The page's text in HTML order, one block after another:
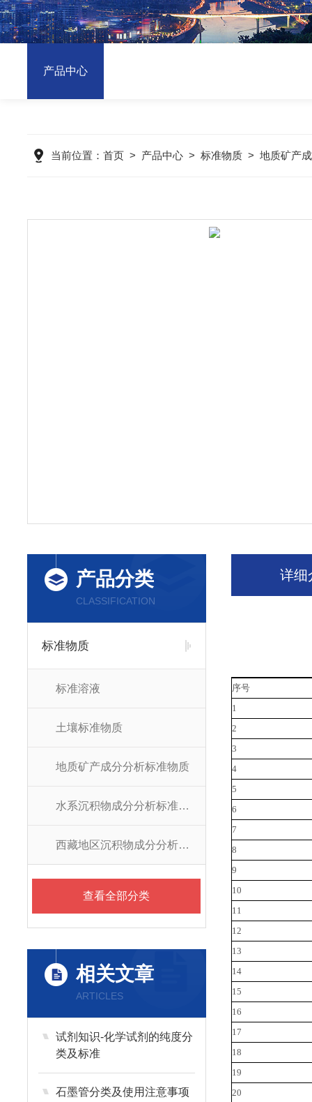
产品中心
当前位置： 首页 > 产品中心 > 标准物质 > 地质矿产
产品分类
CLASSIFICATION
标准物质
标准溶液
土壤标准物质
地质矿产成分分析标准物质
水系沉积物成分分析标准物质
西藏地区沉积物成分分析标准物质
查看全部分类
相关文章
ARTICLES
试剂知识-化学试剂的纯度分
类及标准
石墨管分类及使用注意事项
详细
序号
1
2
3
4
5
6
7
8
9
10
11
12
13
14
15
16
17
18
19
20